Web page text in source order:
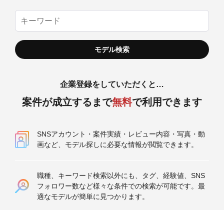
企業登録をしていただくと…
案件が成立するまで無料で利用できます
SNSアカウント・案件実績・レビュー内容・写真・動
画など、モデル探しに必要な情報が閲覧できます。
職種、キーワード検索以外にも、タグ、経験値、SNS
フォロワー数など様々な条件での検索が可能です。最
適なモデルが簡単に見つかります。